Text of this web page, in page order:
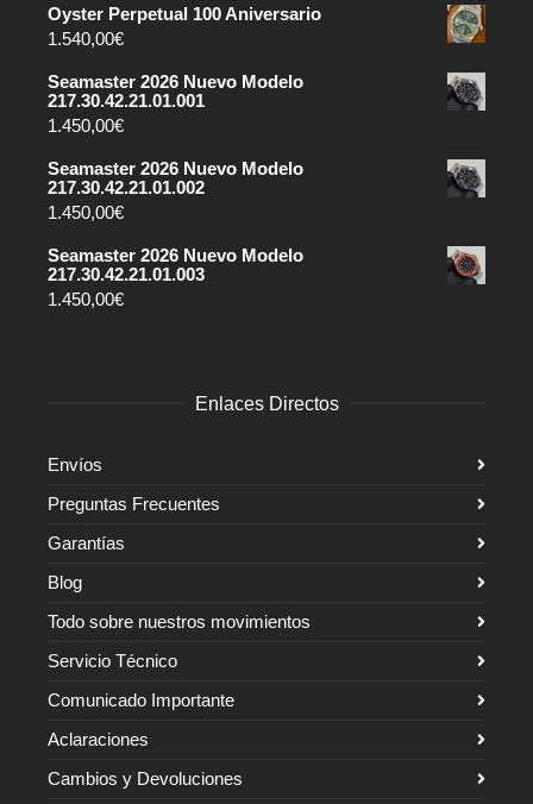
Oyster Perpetual 100 Aniversario
1.540,00€
Seamaster 2026 Nuevo Modelo
217.30.42.21.01.001
1.450,00€
Seamaster 2026 Nuevo Modelo
217.30.42.21.01.002
1.450,00€
Seamaster 2026 Nuevo Modelo
217.30.42.21.01.003
1.450,00€
Enlaces Directos
Envíos
Preguntas Frecuentes
Garantías
Blog
Todo sobre nuestros movimientos
Servicio Técnico
Comunicado Importante
Aclaraciones
Cambios y Devoluciones